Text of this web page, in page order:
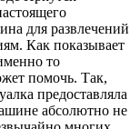
для развлечений
Как показывает
то
помочь. Так,
предоставляла
абсолютно не